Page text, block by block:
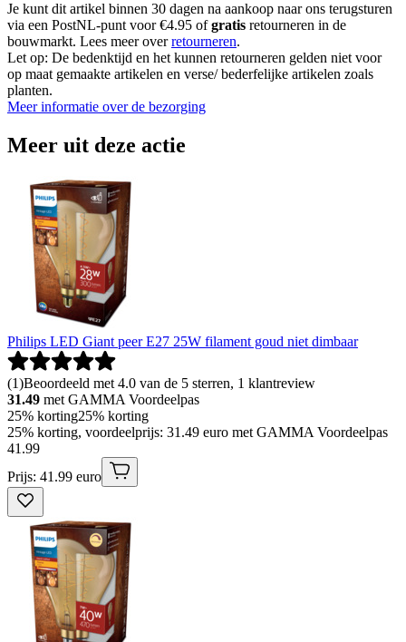
Je kunt dit artikel binnen 30 dagen na aankoop naar ons terugsturen
via een PostNL-punt voor €4.95 ofgratis retourneren in de
bouwmarkt. Lees meer overretourneren.
Let op: De bedenktijd en het kunnen retourneren gelden niet voor
op maat gemaakte artikelen en verse/ bederfelijke artikelen zoals
planten.
Meer informatie over de bezorging
Meer uit deze actie
Philips LED Giant peer E27 25W filament goud niet dimbaar
(1)Beoordeeld met 4.0 van de 5 sterren, 1 klantreview
31.49 met GAMMA Voordeelpas
25% korting25% korting
25% korting, voordeelprijs: 31.49 euro met GAMMA Voordeelpas
41 .99
Prijs: 41.99 euro